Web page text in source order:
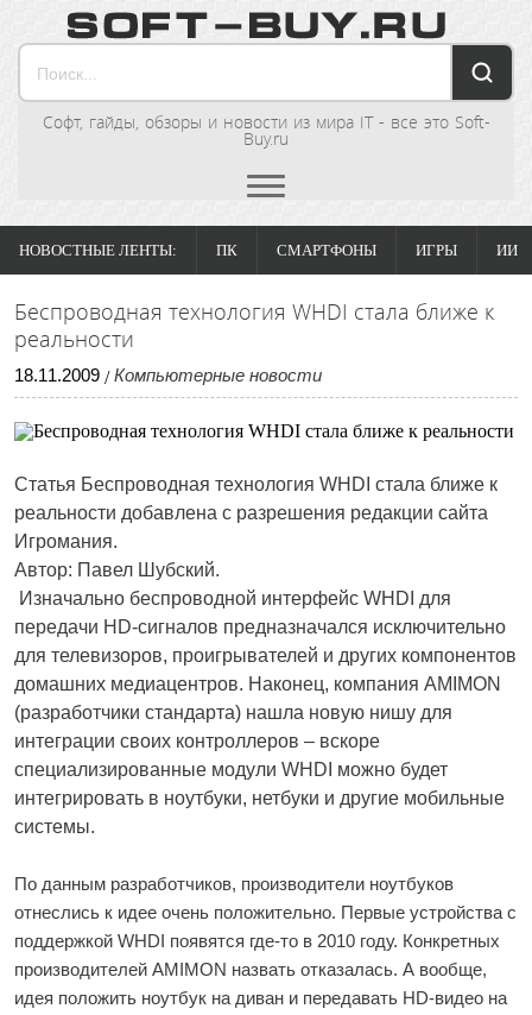
Софт, гайды, обзоры и новости из мира IT - все это Soft-
Buy.ru
НОВОСТНЫЕ ЛЕНТЫ: ПК СМАРТФОНЫ ИГРЫ ИИ
Беспроводная технология WHDI стала ближе к
реальности
18.11.2009 / Компьютерные новости
Статья Беспроводная технология WHDI стала ближе к
реальности добавлена с разрешения редакции сайта
Игромания.
Автор: Павел Шубский.
Изначально беспроводной интерфейс WHDI для
передачи HD-сигналов предназначался исключительно
для телевизоров, проигрывателей и других компонентов
домашних медиацентров. Наконец, компания AMIMON
(разработчики стандарта) нашла новую нишу для
интеграции своих контроллеров – вскоре
специализированные модули WHDI можно будет
интегрировать в ноутбуки, нетбуки и другие мобильные
системы.
По данным разработчиков, производители ноутбуков
отнеслись к идее очень положительно. Первые устройства с
поддержкой WHDI появятся где-то в 2010 году. Конкретных
производителей AMIMON назвать отказалась. А вообще,
идея положить ноутбук на диван и передавать HD-видео на